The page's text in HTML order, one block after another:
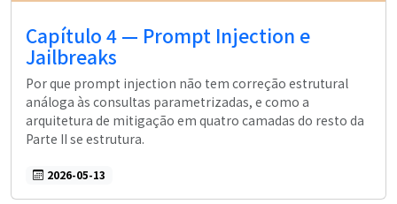
Capítulo 4 — Prompt Injection e
Jailbreaks
Por que prompt injection não tem correção estrutural
análoga às consultas parametrizadas, e como a
arquitetura de mitigação em quatro camadas do resto da
Parte II se estrutura.
2026-05-13